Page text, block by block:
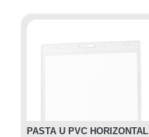
PASTA U PVC HORIZONTAL